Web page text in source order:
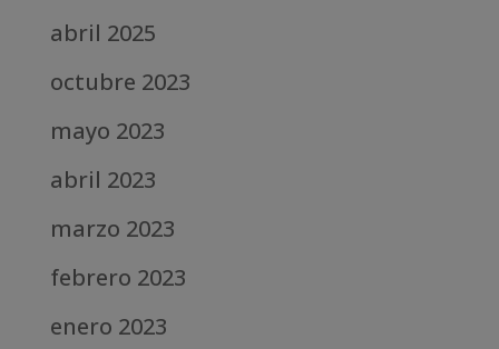
abril 2025
octubre 2023
mayo 2023
abril 2023
marzo 2023
febrero 2023
enero 2023